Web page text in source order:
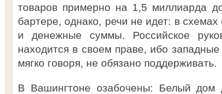
товаров примерно на 1,5 миллиарда
бартере, однако, речи не идет: в
и денежные суммы. Российское
находится в своем праве, ибо
мягко говоря, не обязано поддерживать.
В Вашингтоне озабочены: Белый дом